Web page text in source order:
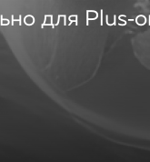
для